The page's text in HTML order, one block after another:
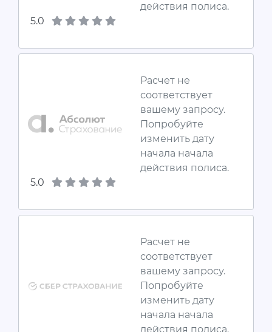
действия полиса.
5.0
Расчет не
соответствует
вашему запросу.
Попробуйте
изменить дату
начала начала
действия полиса.
5.0
Расчет не
соответствует
вашему запросу.
Попробуйте
изменить дату
начала начала
действия полиса.